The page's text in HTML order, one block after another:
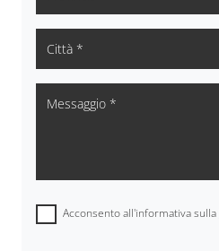
Acconsento all'informativa sulla